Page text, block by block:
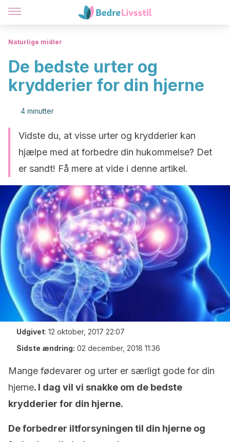
Naturlige midler
De bedste urter og
krydderier for din hjerne
4 minutter
Vidste du, at visse urter og krydderier kan
hjælpe med at forbedre din hukommelse? Det
er sandt! Få mere at vide i denne artikel.
Udgivet: 12 oktober, 2017 22:07
Sidste ændring: 02 december, 2018 11:36
Mange fødevarer og urter er særligt gode for din
hjerne. I dag vil vi snakke om de bedste
krydderier for din hjerne.
De forbedrer iltforsyningen til din hjerne og